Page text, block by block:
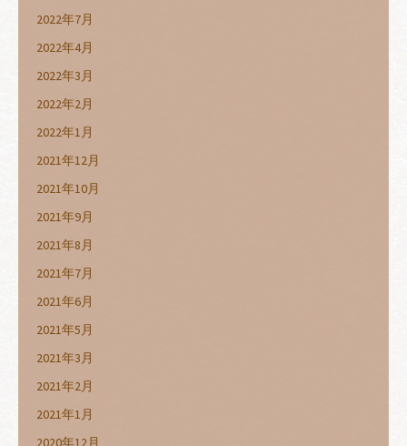
2022年7月
2022年4月
2022年3月
2022年2月
2022年1月
2021年12月
2021年10月
2021年9月
2021年8月
2021年7月
2021年6月
2021年5月
2021年3月
2021年2月
2021年1月
2020年12月